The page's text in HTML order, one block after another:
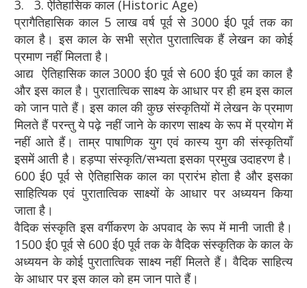
3. 3.ऐतिहासिक काल (Historic Age)
प्रागैतिहासिक काल 5 लाख वर्ष पूर्व से 3000 ई0 पूर्व तक का
काल है। इस काल के सभी स्रोत पुरातात्विक हैं लेखन का कोई
प्रमाण नहीं मिलता है।
आद्य ऐतिहासिक काल 3000 ई0 पूर्व से 600 ई0 पूर्व का काल है
और इस काल है। पुरातात्विक साक्ष्य के आधार पर ही हम इस काल
को जान पाते हैं। इस काल की कुछ संस्कृतियों में लेखन के प्रमाण
मिलते हैं परन्तु ये पढ़े नहीं जाने के कारण साक्ष्य के रूप में प्रयोग में
नहीं आते हैं। ताम्र पाषाणिक युग एवं कास्य युग की संस्कृतियाँ
इसमें आती है। हड़प्पा संस्कृति/सभ्यता इसका प्रमुख उदाहरण है।
600 ई0 पूर्व से ऐतिहासिक काल का प्रारंभ होता है और इसका
साहित्यिक एवं पुरातात्विक साक्ष्यों के आधार पर अध्ययन किया
जाता है।
वैदिक संस्कृति इस वर्गीकरण के अपवाद के रूप में मानी जाती है।
1500 ई0 पूर्व से 600 ई0 पूर्व तक के वैदिक संस्कृतिक के काल के
अध्ययन के कोई पुरातात्विक साक्ष्य नहीं मिलते हैं। वैदिक साहित्य
के आधार पर इस काल को हम जान पाते हैं।